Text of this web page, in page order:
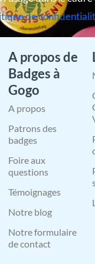
de
A propos de
Badges à
Gogo
A propos
Patrons des
badges
Foire aux
questions
Témoignages
Notre blog
Notre formulaire
de contact